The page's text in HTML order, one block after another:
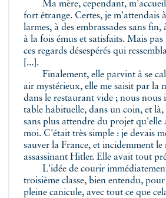
Ma mère, cependant,
fort étrange. Certes, je m'attendais
larmes, à des embrassades sans fin,
à la fois émus et satisfaits. Mais pas
ces regards désespérés qui
[...].
Finalement, elle parvint à se
air mystérieux, elle me saisit par la
dans le restaurant vide ; nous nous
table habituelle, dans un coin, et
sans plus attendre du projet
moi. C'était très simple : je devais
sauver la France, et incidemment le
assassinant Hitler. Elle avait tout
L'idée de courir
troisième classe, bien entendu,
pleine canicule, avec tout ce que